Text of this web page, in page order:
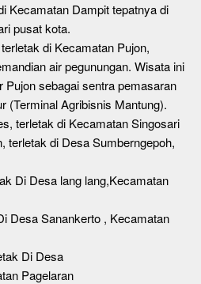
Kecamatan Dampit tepatnya di
pusat kota.
di Kecamatan Pujon,
air pegunungan. Wisata ini
Pujon sebagai sentra pemasaran
(Terminal Agribisnis Mantung).
terletak di Kecamatan Singosari
terletak di Desa Sumberngepoh,
Di Desa lang lang,Kecamatan
Desa Sanankerto , Kecamatan
Di Desa
Pagelaran